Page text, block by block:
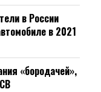
в России
в 2021
«бородачей»,